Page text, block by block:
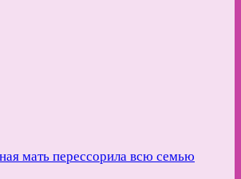
мать перессорила всю семью